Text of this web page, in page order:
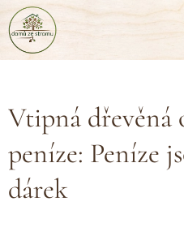
Vtipná dřevěná
peníze: Peníze
dárek